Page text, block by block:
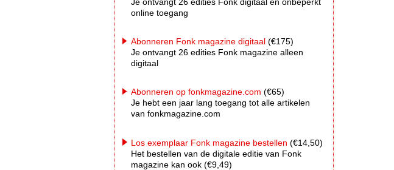
online toegang
Abonneren Fonk magazine digitaal (€175)
Je ontvangt 26 edities Fonk magazine alleen
digitaal
Abonneren op fonkmagazine.com (€65)
Je hebt een jaar lang toegang tot alle artikelen
van fonkmagazine.com
Los exemplaar Fonk magazine bestellen (€14,50)
Het bestellen van de digitale editie van Fonk
magazine kan ook (€9,49)